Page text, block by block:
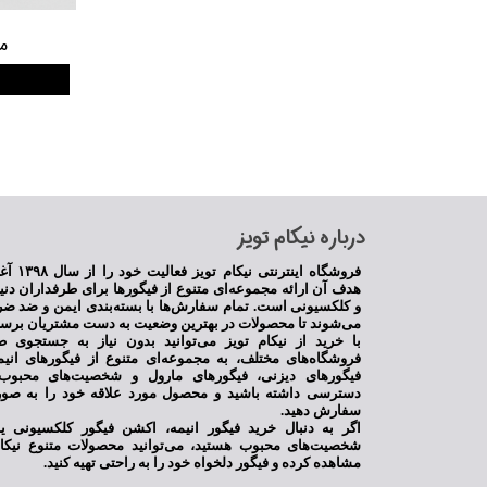
​درباره نیکام تویز
هدف آن ارائه مجموعه‌ای متنوع از فیگورها برای طرفداران
و کلکسیونی است. تمام سفارش‌ها با بسته‌بندی ایمن و ضد
می‌شوند تا محصولات در بهترین وضعیت به دست مشتریان
با خرید از نیکام تویز می‌توانید بدون نیاز به جستجوی
فروشگاه‌های مختلف، به مجموعه‌ای متنوع از فیگورهای
فیگورهای دیزنی، فیگورهای مارول و شخصیت‌های
دسترسی داشته باشید و محصول مورد علاقه خود را به
سفارش دهید.
اگر به دنبال خرید فیگور انیمه، اکشن فیگور کلکسیونی
شخصیت‌های محبوب هستید، می‌توانید محصولات متنوع
مشاهده کرده و فیگور دلخواه خود را به راحتی تهیه کنید.